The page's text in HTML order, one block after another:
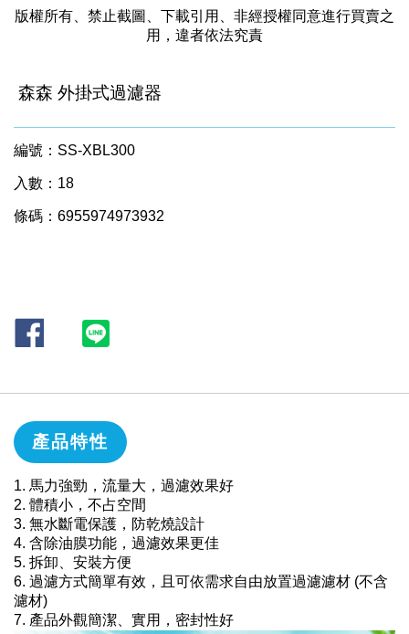
版權所有、禁止截圖、下載引用、非經授權同意進行買賣之
用，違者依法究責
森森 外掛式過濾器
編號：SS-XBL300
入數：18
條碼：6955974973932
產品特性
1. 馬力強勁，流量大，過濾效果好
2. 體積小，不占空間
3. 無水斷電保護，防乾燒設計
4. 含除油膜功能，過濾效果更佳
5. 拆卸、安裝方便
6. 過濾方式簡單有效，且可依需求自由放置過濾濾材 (不含
濾材)
7. 產品外觀簡潔、實用，密封性好